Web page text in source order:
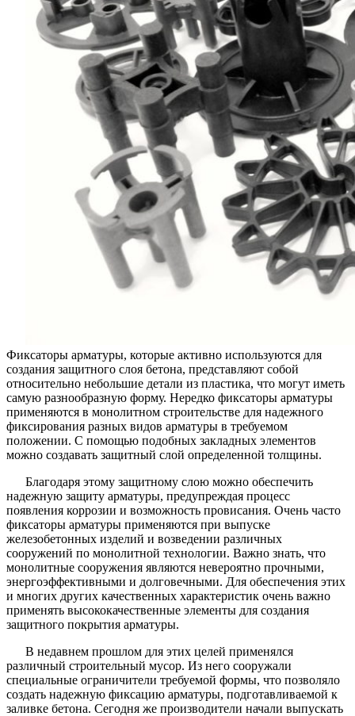
Фиксаторы арматуры, которые активно используются для
создания защитного слоя бетона, представляют собой
относительно небольшие детали из пластика, что могут иметь
самую разнообразную форму. Нередко фиксаторы арматуры
применяются в монолитном строительстве для надежного
фиксирования разных видов арматуры в требуемом
положении. С помощью подобных закладных элементов
можно создавать защитный слой определенной толщины.
Благодаря этому защитному слою можно обеспечить
надежную защиту арматуры, предупреждая процесс
появления коррозии и возможность провисания. Очень часто
фиксаторы арматуры применяются при выпуске
железобетонных изделий и возведении различных
сооружений по монолитной технологии. Важно знать, что
монолитные сооружения являются невероятно прочными,
энергоэффективными и долговечными. Для обеспечения этих
и многих других качественных характеристик очень важно
применять высококачественные элементы для создания
защитного покрытия арматуры.
В недавнем прошлом для этих целей применялся
различный строительный мусор. Из него сооружали
специальные ограничители требуемой формы, что позволяло
создать надежную фиксацию арматуры, подготавливаемой к
заливке бетона. Сегодня же производители начали выпускать